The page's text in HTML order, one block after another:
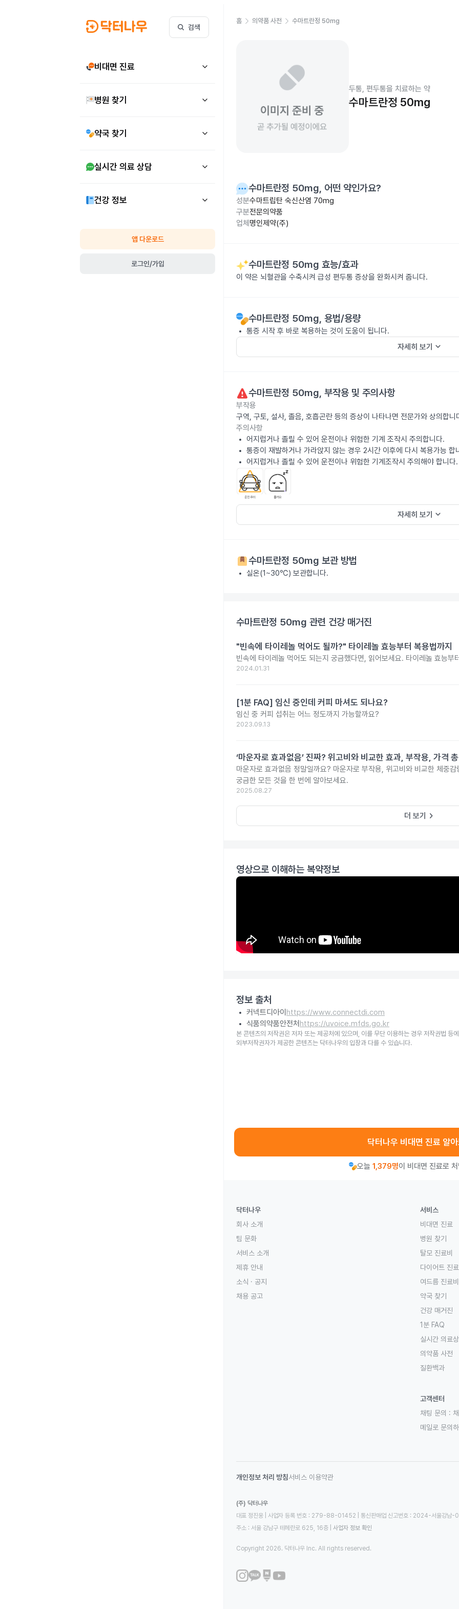
검색
비대면 진료
병원 찾기
약국 찾기
실시간 의료 상담
건강 정보
앱 다운로드
로그인/가입
홈 의약품 사전 수마트란정 50mg
두통, 편두통을 치료하는 약
수마트란정 50mg
수마트란정 50mg, 어떤 약인가요?
성분수마트립탄 숙신산염 70mg
구분전문의약품
업체 명인제약(주)
수마트란정 50mg 효능/효과
이 약은 뇌혈관을 수축시켜 급성 편두통 증상을 완화시켜 줍니다.
수마트란정 50mg, 용법/용량
통증 시작 후 바로 복용하는 것이 도움이 됩니다.
자세히 보기 keyboard_arrow_down
수마트란정 50mg, 부작용 및 주의사항
부작용
구역, 구토, 설사, 졸음, 호흡곤란 등의 증상이 나타나면 전문가와 상의합니
주의사항
어지럽거나 졸릴 수 있어 운전이나 위험한 기계 조작시 주의합니다.
통증이 재발하거나 가라앉지 않는 경우 2시간 이후에 다시 복용가능 합
어지럽거나 졸릴 수 있어 운전이나 위험한 기계조작시 주의해야 합니다.
자세히 보기 keyboard_arrow_down
수마트란정 50mg 보관 방법
실온(1~30℃) 보관합니다.
수마트란정 50mg 관련 건강 매거진
"빈속에 타이레놀 먹어도 될까?" 타이레놀 효능부터 복용법까지
빈속에 타이레놀 먹어도 되는지 궁금했다면, 읽어보세요. 타이레놀 효능부
2024.01.31
[1분 FAQ] 임신 중인데 커피 마셔도 되나요?
임신 중 커피 섭취는 어느 정도까지 가능할까요?
2023.09.13
‘마운자로 효과없음’ 진짜? 위고비와 비교한 효과, 부작용, 가격 총
마운자로 효과없음 정말일까요? 마운자로 부작용, 위고비와 비교한 체중감
궁금한 모든 것을 한 번에 알아보세요.
2025.08.27
더 보기 keyboard_arrow_right
영상으로 이해하는 복약정보
정보 출처
커넥트디아이 https://www.connectdi.com
식품의약품안전처 https://uvoice.mfds.go.kr
본 콘텐츠의 저작권은 저자 또는 제공처에 있으며, 이를 무단 이용하는 경우 저작권법 등
외부저작권자가 제공한 콘텐츠는 닥터나우의 입장과 다를 수 있습니다.
닥터나우 비대면 진료 알아
오늘 1,379명이 비대면 진료로
닥터나우
회사 소개
팀 문화
서비스 소개
제휴 안내
소식 · 공지
채용 공고
서비스
비대면 진료
병원 찾기
탈모 진료비
다이어트 진료
여드름 진료비
약국 찾기
건강 매거진
1분 FAQ
실시간 의료
의약품 사전
질환백과
고객센터
채팅 문의 :
메일로 문의하
개인정보 처리 방침서비스 이용약관
(주) 닥터나우
대표 정진웅 | 사업자 등록 번호 : 279-88-01452 | 통신판매업 신고번호 : 2024-서울강남
주소 : 서울 강남구 테헤란로 625, 16층
사업자 정보 확인
Copyright 2026. 닥터나우 Inc. All rights reserved.